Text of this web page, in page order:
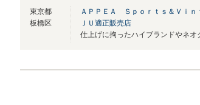
東京都
板橋区
ＡＰＰＥＡ Ｓｐｏｒｔｓ＆Ｖｉ
ＪＵ適正販売店